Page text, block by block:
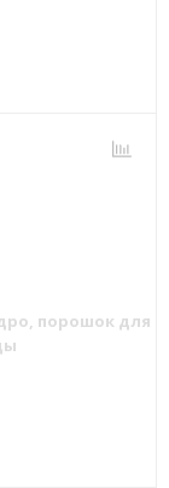
порошок для